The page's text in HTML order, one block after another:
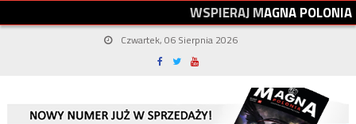
WSPIERAJMAGNAPOLONIA
Czwartek, 06 Sierpnia 2026